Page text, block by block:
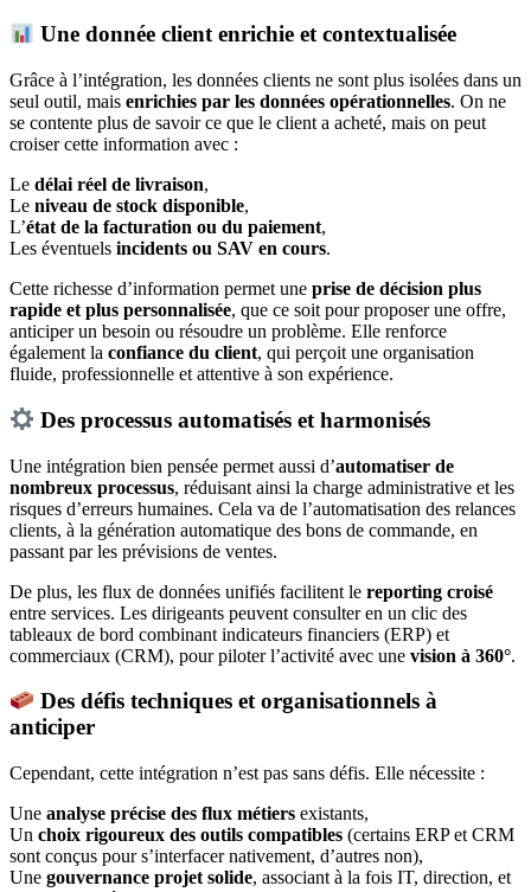
Une donnée client enrichie et contextualisée
Grâce à l’intégration, les données clients ne sont plus isolées dans un
seul outil, mais enrichies par les données opérationnelles. On ne
se contente plus de savoir ce que le client a acheté, mais on peut
croiser cette information avec :
Le délai réel de livraison,
Le niveau de stock disponible,
L’état de la facturation ou du paiement,
Les éventuels incidents ou SAV en cours.
Cette richesse d’information permet une prise de décision plus
rapide et plus personnalisée, que ce soit pour proposer une offre,
anticiper un besoin ou résoudre un problème. Elle renforce
également la confiance du client, qui perçoit une organisation
fluide, professionnelle et attentive à son expérience.
Des processus automatisés et harmonisés
Une intégration bien pensée permet aussi d’automatiser de
nombreux processus, réduisant ainsi la charge administrative et les
risques d’erreurs humaines. Cela va de l’automatisation des relances
clients, à la génération automatique des bons de commande, en
passant par les prévisions de ventes.
De plus, les flux de données unifiés facilitent le reporting croisé
entre services. Les dirigeants peuvent consulter en un clic des
tableaux de bord combinant indicateurs financiers (ERP) et
commerciaux (CRM), pour piloter l’activité avec une vision à 360°.
Des défis techniques et organisationnels à
anticiper
Cependant, cette intégration n’est pas sans défis. Elle nécessite :
Une analyse précise des flux métiers existants,
Un choix rigoureux des outils compatibles (certains ERP et CRM
sont conçus pour s’interfacer nativement, d’autres non),
Une gouvernance projet solide, associant à la fois IT, direction, et